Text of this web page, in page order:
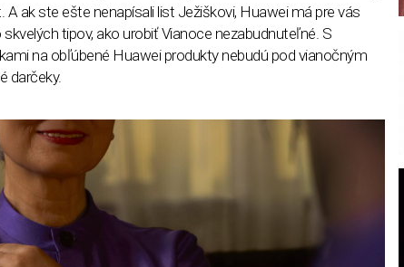
A ak ste ešte nenapísali list Ježiškovi, Huawei má pre vás
skvelých tipov, ako urobiť Vianoce nezabudnuteľné . S
na obľúbené Huawei produkty nebudú pod vianočným
é darčeky.